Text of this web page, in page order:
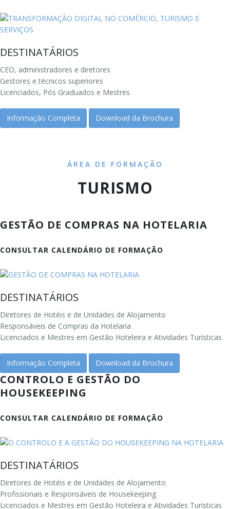
DESTINATÁRIOS
CEO, administradores e diretores
Gestores e técnicos superiores
Licenciados, Pós Graduados e Mestres
Informação Completa Download da Brochura
ÁREA DE FORMAÇÃO
TURISMO
GESTÃO DE COMPRAS NA HOTELARIA
CONSULTAR CALENDÁRIO DE FORMAÇÃO
DESTINATÁRIOS
Diretores de Hotéis e de Unidades de Alojamento
Responsáveis de Compras da Hotelaria
Licenciados e Mestres em Gestão Hoteleira e Atividades Turísticas
Informação Completa Download da Brochura
CONTROLO E GESTÃO DO
HOUSEKEEPING
CONSULTAR CALENDÁRIO DE FORMAÇÃO
DESTINATÁRIOS
Diretores de Hotéis e de Unidades de Alojamento
Profissionais e Responsáveis de Housekeeping
Licenciados e Mestres em Gestão Hoteleira e Atividades Turísticas